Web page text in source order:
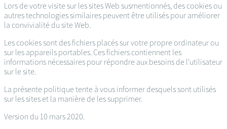
Lors de votre visite sur les sites Web susmentionnés, des cookies ou
autres technologies similaires peuvent être utilisés pour améliorer
la convivialité du site Web.
Les cookies sont des fichiers placés sur votre propre ordinateur ou
sur les appareils portables. Ces fichiers contiennent les
informations nécessaires pour répondre aux besoins de l'utilisateur
sur le site.
La présente politique tente à vous informer desquels sont utilisés
sur les sites et la manière de les supprimer.
Version du 10 mars 2020.